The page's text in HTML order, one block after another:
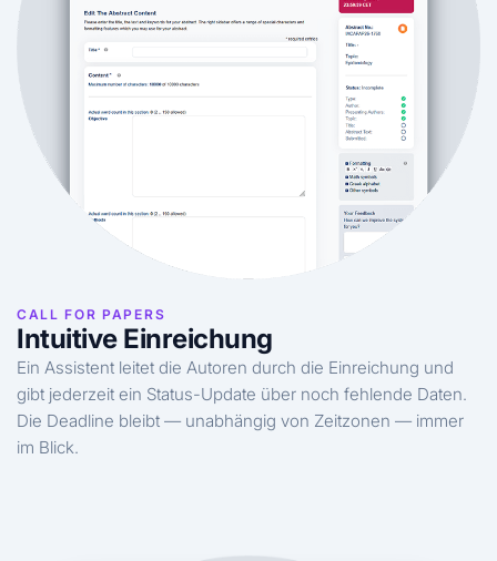
CALL FOR PAPERS
Intuitive Einreichung
Ein Assistent leitet die Autoren durch die Einreichung und
gibt jederzeit ein Status-Update über noch fehlende Daten.
Die Deadline bleibt — unabhängig von Zeitzonen — immer
im Blick.